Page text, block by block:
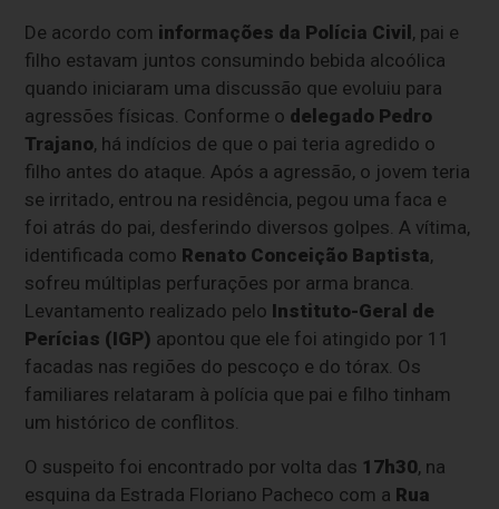
De acordo com informações da Polícia Civil, pai e
filho estavam juntos consumindo bebida alcoólica
quando iniciaram uma discussão que evoluiu para
agressões físicas. Conforme o delegado Pedro
Trajano, há indícios de que o pai teria agredido o
filho antes do ataque. Após a agressão, o jovem teria
se irritado, entrou na residência, pegou uma faca e
foi atrás do pai, desferindo diversos golpes. A vítima,
identificada como Renato Conceição Baptista,
sofreu múltiplas perfurações por arma branca.
Levantamento realizado pelo Instituto-Geral de
Perícias (IGP) apontou que ele foi atingido por 11
facadas nas regiões do pescoço e do tórax. Os
familiares relataram à polícia que pai e filho tinham
um histórico de conflitos.
O suspeito foi encontrado por volta das 17h30, na
esquina da Estrada Floriano Pacheco com a Rua